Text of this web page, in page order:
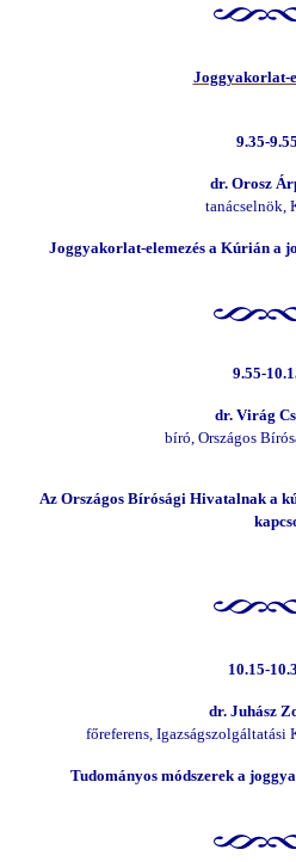
Joggyakorlat-
9.35-9.55
dr. Orosz
tanácselnök,
Joggyakorlat-elemezés a Kúrián a
9.55-
dr. Virág
bíró, Országos
Az Országos Bírósági Hivatalnak a
10.15-
dr. Juhász
főreferens, Igazságszolgáltatási
Tudományos módszerek a